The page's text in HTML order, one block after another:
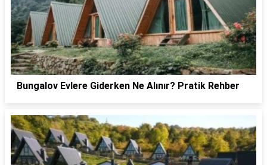
Bungalov Evlere Giderken Ne Alınır? Pratik Rehber